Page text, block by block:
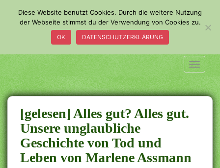
m
a
i
n
c
o
n
t
e
[gelesen] Alles gut? Alles gut.
Unsere unglaubliche
Geschichte von Tod und
Leben von Marlene Assmann
Diese Website benutzt Cookies. Durch die weitere Nutzung
der Webseite stimmst du der Verwendung von Cookies zu.
OK DATENSCHUTZERKLÄRUNG